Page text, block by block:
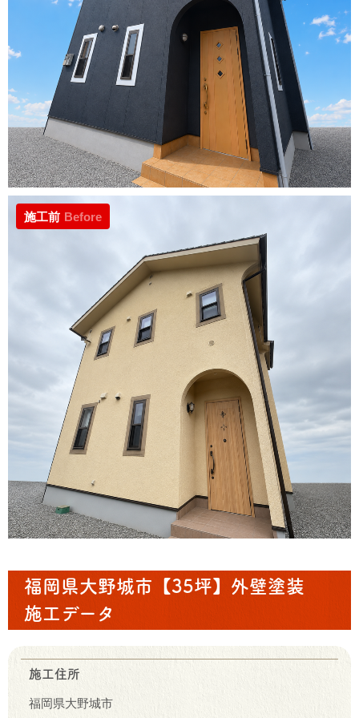
施工前 Before
福岡県大野城市【35坪】外壁塗装
施工データ
施工住所
福岡県大野城市